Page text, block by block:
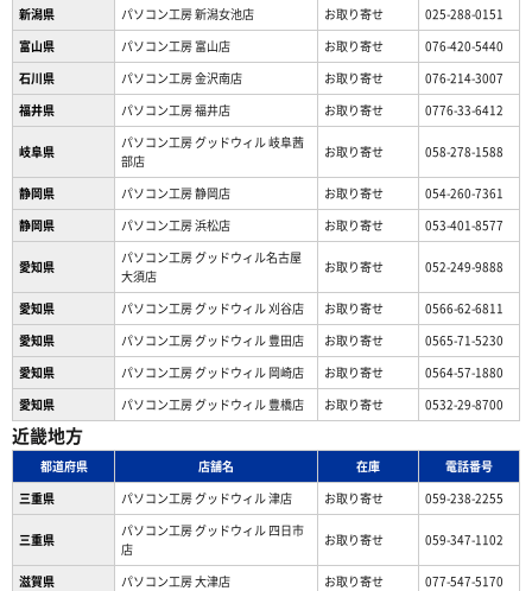
新潟県
パソコン工房 新潟女池店 お取り寄せ
025-288-0151
富山県
パソコン工房 富山店 お取り寄せ
076-420-5440
石川県
パソコン工房 金沢南店 お取り寄せ
076-214-3007
福井県
パソコン工房 福井店 お取り寄せ 0776-33-6412
岐阜県
パソコン工房 グッドウィル 岐阜茜
部店
お取り寄せ 058-278-1588
静岡県 パソコン工房 静岡店 お取り寄せ
054-260-7361
静岡県
パソコン工房 浜松店 お取り寄せ 053-401-8577
愛知県
パソコン工房 グッドウィル名古屋
大須店
お取り寄せ 052-249-9888
愛知県 パソコン工房 グッドウィル 刈谷店 お取り寄せ
0566-62-6811
愛知県
パソコン工房 グッドウィル 豊田店 お取り寄せ
0565-71-5230
愛知県
パソコン工房 グッドウィル 岡崎店 お取り寄せ
0564-57-1880
愛知県
パソコン工房 グッドウィル 豊橋店 お取り寄せ 0532-29-8700
近畿地方
都道府県 店舗名 在庫
電話番号
三重県
パソコン工房 グッドウィル 津店 お取り寄せ 059-238-2255
三重県
パソコン工房 グッドウィル 四日市
店
お取り寄せ 059-347-1102
滋賀県 パソコン工房 大津店 お取り寄せ
077-547-5170